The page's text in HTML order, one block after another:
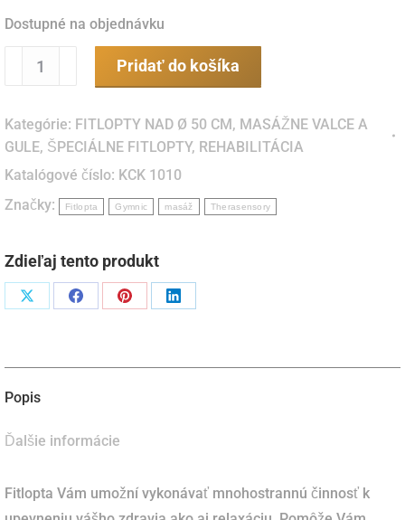
Dostupné na objednávku
množstvo
Therasensory
cm
masážna
fitlopta
zelená
Pridať do košíka
Kategórie: FITLOPTY NAD Ø 50 CM, MASÁŽNE VALCE A
GULE, ŠPECIÁLNE FITLOPTY, REHABILITÁCIA
Katalógové číslo: KCK 1010
Značky:
Fitlopta Gymnic masáž Therasensory
Zdieľaj tento produkt
Podiel Podiel Podiel Podiel
Popis
Ďalšie informácie
Fitlopta Vám umožní vykonávať mnohostrannú činnosť k